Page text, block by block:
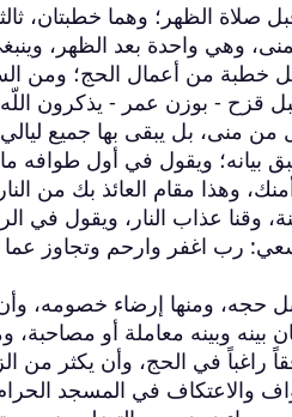
صلاة الظهر؛ وهما خطبتان،
بمنى، وهي واحدة بعد الظهر،
خطبة من أعمال الحج؛ ومن
قزح - بوزن عمر - يذكرون
من منى، بل يبقى بها جميع
بيانه؛ ويقول في أول طوافه ما
وهذا مقام العائذ بك من النار،
وقنا عذاب النار، ويقول في
رب اغفر وارحم وتجاوز عما
حجه، ومنها إرضاء خصومه،
وبينه معاملة أو مصاحبة،
راغباً في الحج، وأن يكثر من
والاعتكاف في المسجد